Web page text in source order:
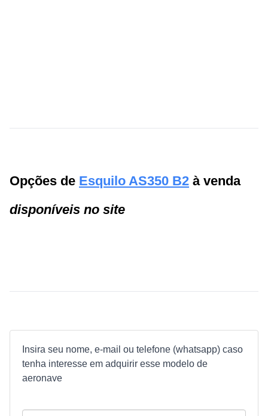
Opções de Esquilo AS350 B2 à venda
disponíveis no site
Insira seu nome, e-mail ou telefone (whatsapp) caso
tenha interesse em adquirir esse modelo de
aeronave